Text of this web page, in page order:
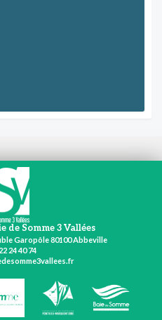
de Somme 3 Vallées
Garopôle 80100 Abbeville
24 40 74